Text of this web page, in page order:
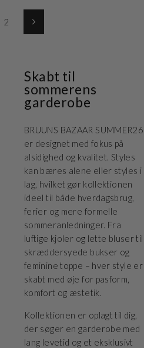
2 Næste
Skabt til
sommerens
garderobe
BRUUNS BAZAAR SUMMER26
er designet med fokus på
alsidighed og kvalitet. Styles
kan bæres alene eller styles i
lag, hvilket gør kollektionen
ideel til både hverdagsbrug,
ferier og mere formelle
sommeranledninger. Fra
luftige kjoler og lette bluser til
skræddersyede bukser og
feminine toppe – hver style er
skabt med øje for pasform,
komfort og æstetik.
Kollektionen er oplagt til dig,
der søger en garderobe med
lang levetid og et eksklusivt